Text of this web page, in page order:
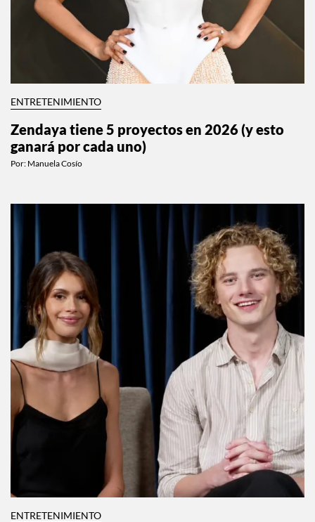
ENTRETENIMIENTO
Zendaya tiene 5 proyectos en 2026 (y esto
ganará por cada uno)
Por: Manuela Cosío
ENTRETENIMIENTO